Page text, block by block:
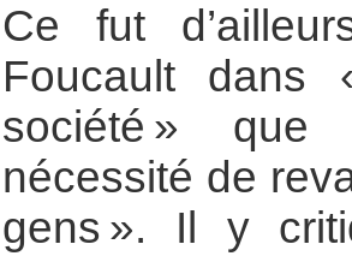
Ce fut
Foucault dans
société »
nécessité de
gens ». Il y